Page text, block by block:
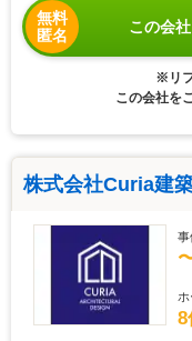
無料
匿名
この会
※リ
この会社を
株式会社Curia建
事
8